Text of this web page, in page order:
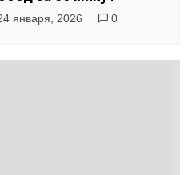
января, 2026 0